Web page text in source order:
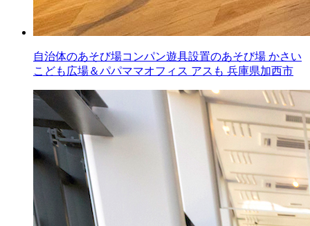
自治体のあそび場コンパン遊具設置のあそび場 かさい
こども広場＆パパママオフィス アスも 兵庫県加西市